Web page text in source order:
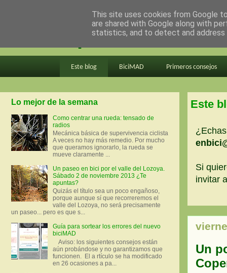
en bici por madrid
Este blog BiciMAD Primeros consejos
Este
Si
invitar
Un
Lo mejor de la semana
Como centrar una rueda: tensado de
radios
Mecánica básica de supervivencia ciclista
A veces no hay más remedio. Por mucho
que queramos ignorarlo, la rueda se
mueve claramente ...
Un paseo en bici por el valle del Lozoya.
Sábado 2 de noviembre 2013 ¿Te
apuntas?
Quizás el título sea un poco engañoso,
porque aunque sí que recorreremos el
valle del Lozoya, no será precisamente
un paseo... pero es que s...
Guía para sortear los errores del nuevo
biciMAD
Aviso: los siguientes consejos están
aún probándose y no garantizamos que
funcionen. El a rtículo se ha modificado
en 26 ocasiones a pa...
This site uses cookies from Google
are shared with Google along with
statistics, and to detect and address